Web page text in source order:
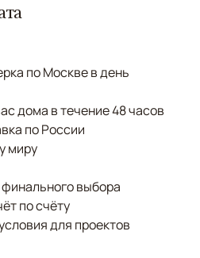
по Москве в день
дома в течение 48 часов
по России
миру
выбора
по счёту
для проектов